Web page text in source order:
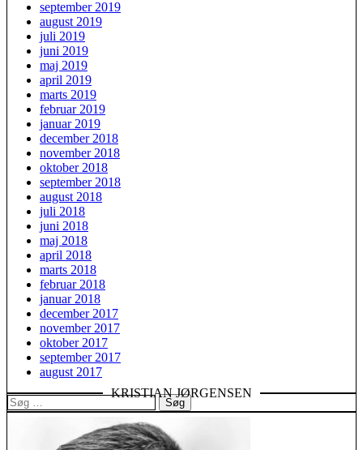
september 2019
august 2019
juli 2019
juni 2019
maj 2019
april 2019
marts 2019
februar 2019
januar 2019
december 2018
november 2018
oktober 2018
september 2018
august 2018
juli 2018
juni 2018
maj 2018
april 2018
marts 2018
februar 2018
januar 2018
december 2017
november 2017
oktober 2017
september 2017
august 2017
Søg
efter:
KRISTIAN JØRGENSEN